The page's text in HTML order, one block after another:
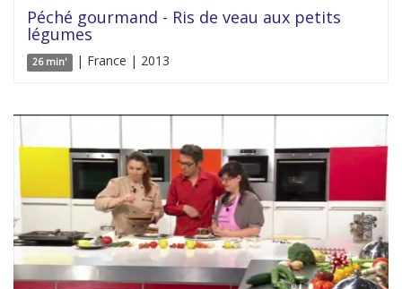
Péché gourmand - Ris de veau aux petits
légumes
26 min' | France | 2013